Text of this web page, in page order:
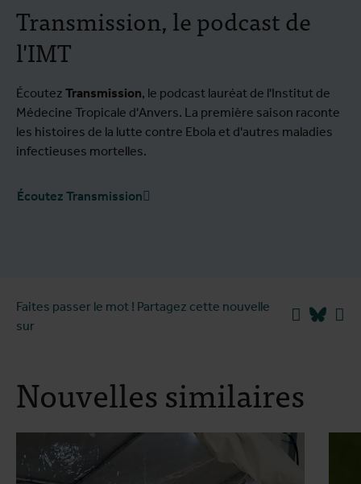
Transmission, le podcast de
l'IMT
Écoutez Transmission, le podcast lauréat de l'Institut de
Médecine Tropicale d'Anvers. La première saison raconte
les histoires de la lutte contre Ebola et d'autres maladies
infectieuses mortelles.
Écoutez Transmission
Faites passer le mot ! Partagez cette nouvelle
sur
Facebook
Nouvelles similaires